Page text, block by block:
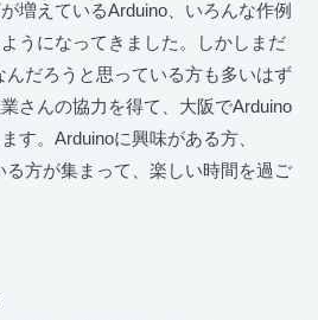
増えているArduino、いろんな作例
うになってきました。しかしまだ
んだろうと思っている方も多いはず
さんの協力を得て、大阪でArduino
す。Arduinoに興味がある方、
る方が集まって、楽しい時間を過ご